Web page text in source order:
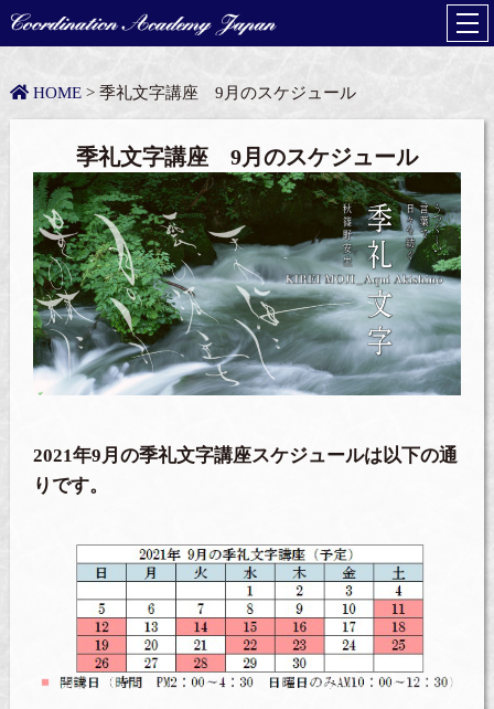
HOME> 季礼文字講座 9月のスケジュール
季礼文字講座 9月のスケジュール
2021年9月の季礼文字講座スケジュールは以下の通
りです。